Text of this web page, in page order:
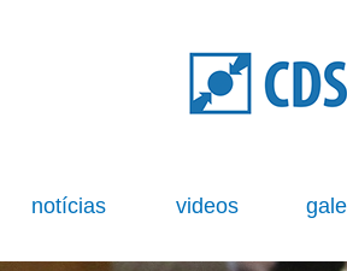
notícias videos